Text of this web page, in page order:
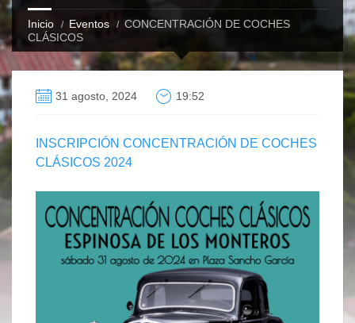
Inicio Eventos
CONCENTRACIÓN DE COCHES
CLÁSICOS
31 agosto, 2024 19:52
INSCRIPCIÓN CONCENTRACIÓN DE COCHES
CLÁSICOS 2024